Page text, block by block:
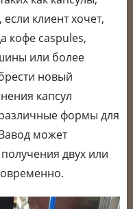
клиент хочет,
кофе caspules,
или более
новый
капсул
формы для
может
двух или